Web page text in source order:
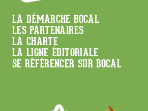
Menu
Footer
LA DÉMARCHE BOCAL
LES PARTENAIRES
LA CHARTE
LA LIGNE ÉDITORIALE
SE RÉFÉRENCER SUR BOCAL